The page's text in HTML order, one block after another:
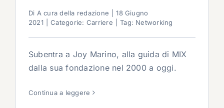
Di A cura della redazione
18 Giugno
2021
Categorie: Carriere Tag: Networking
Subentra a Joy Marino, alla guida di MIX
dalla sua fondazione nel 2000 a oggi.
Continua a leggere